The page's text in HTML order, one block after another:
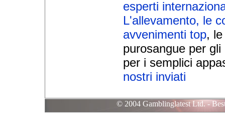
esperti
L'allevamento, le
avvenimenti top,
purosangue per
per i semplici
nostri inviati
© 2004 Gamblinglatest Ltd. -